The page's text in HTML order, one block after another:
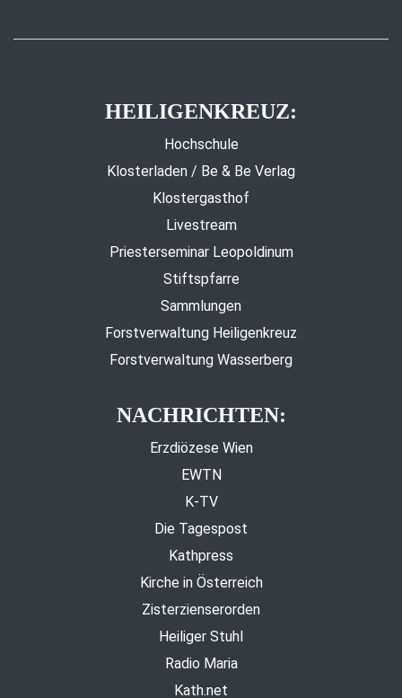
HEILIGENKREUZ:
Hochschule
Klosterladen / Be & Be Verlag
Klostergasthof
Livestream
Priesterseminar Leopoldinum
Stiftspfarre
Sammlungen
Forstverwaltung Heiligenkreuz
Forstverwaltung Wasserberg
NACHRICHTEN:
Erzdiözese Wien
EWTN
K-TV
Die Tagespost
Kathpress
Kirche in Österreich
Zisterzienserorden
Heiliger Stuhl
Radio Maria
Kath.net